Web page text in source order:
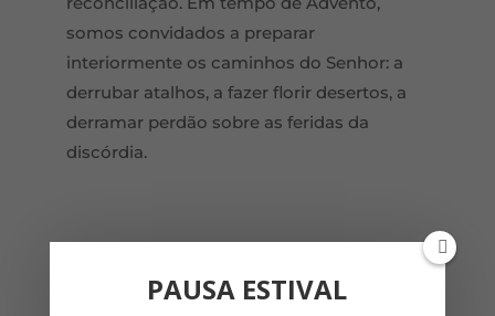
somos convidados a preparar
interiormente os caminhos do Senhor: a
derrubar atalhos, a fazer florir desertos, a
derramar perdão sobre as feridas da
discórdia.
PAUSA ESTIVAL